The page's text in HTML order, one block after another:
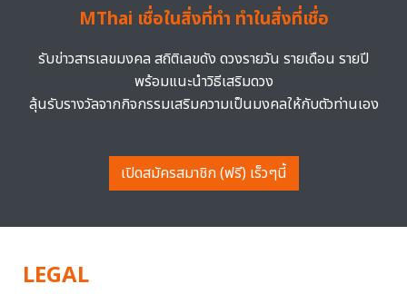
MThai เชื่อในสิ่งที่ทำ ทำในสิ่งที่เชื่อ
รับข่าวสารเลขมงคล สถิติเลขดัง ดวงรายวัน รายเดือน รายปี
พร้อมแนะนำวิธีเสริมดวง
ลุ้นรับรางวัลจากกิจกรรมเสริมความเป็นมงคลให้กับตัวท่านเอง
เปิดสมัครสมาชิก (ฟรี) เร็วๆนี้
LEGAL